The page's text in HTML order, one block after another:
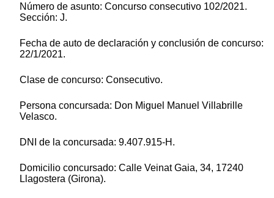
Número de asunto: Concurso consecutivo 102/2021.
Sección: J.
Fecha de auto de declaración y conclusión de concurso:
22/1/2021.
Clase de concurso: Consecutivo.
Persona concursada: Don Miguel Manuel Villabrille
Velasco.
DNI de la concursada: 9.407.915-H.
Domicilio concursado: Calle Veinat Gaia, 34, 17240
Llagostera (Girona).